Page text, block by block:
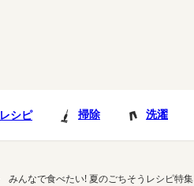
レシピ 掃除 洗濯
みんなで食べたい! 夏のごちそうレシピ特集